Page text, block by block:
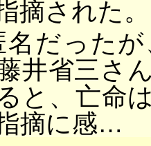
摘された。
名だった
井省三さ
と、亡命
摘に感…